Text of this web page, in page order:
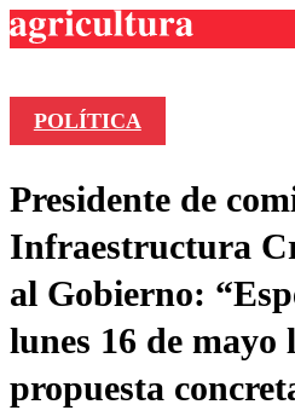
Frecuencias
Agricultura TV
Deportes
Colo Colo
Motor
Seleccion
Entretención
Noticias
Economía
Vida Social
Publicaciones
POLÍTICA
Presidente de
Infraestructura
al Gobierno:
lunes 16 de mayo
propuesta